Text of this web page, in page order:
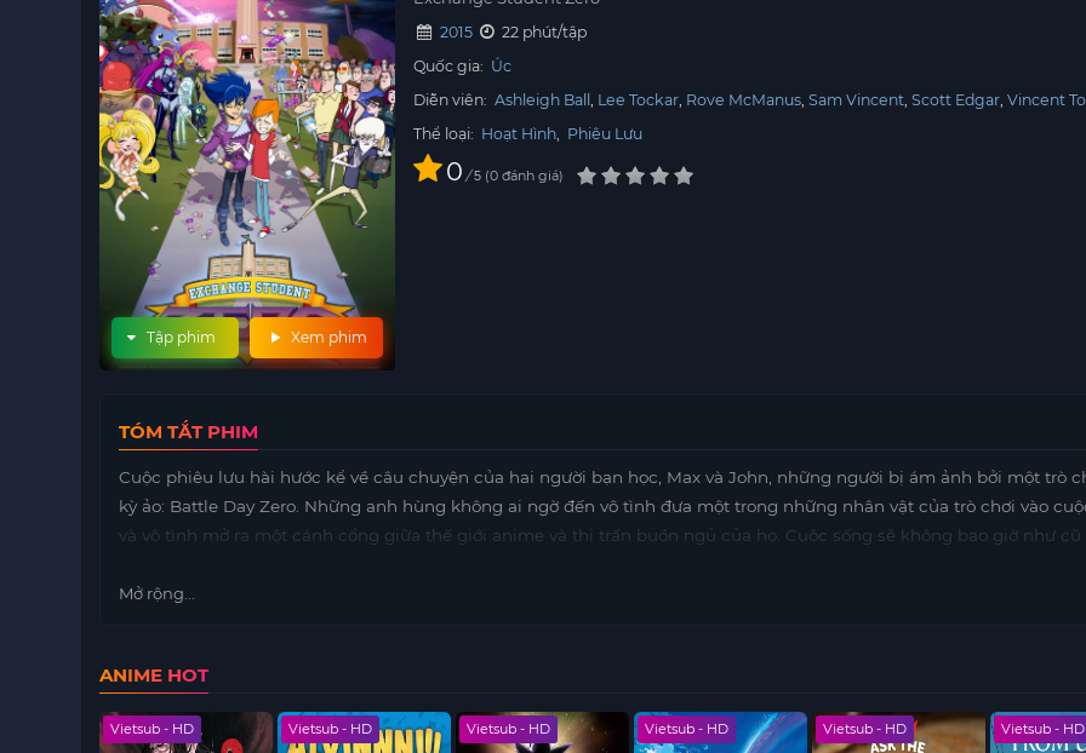
Xem phim
Tập phim
2015
22 phút/tập
Quốc gia: Úc
Diễn viên: Ashleigh Ball Lee Tockar Rove McManus Sam Vincent Scott Edgar Vincent
Thể loại: Hoạt Hình, Phiêu Lưu
0 / 5 0 đánh giá
TÓM TẮT PHIM
Cuộc phiêu lưu hài hước kể về câu chuyện của hai người bạn học, Max và John, những người bị ám ảnh bởi một trò
kỳ ảo: Battle Day Zero. Những anh hùng không ai ngờ đến vô tình đưa một trong những nhân vật của trò chơi vào
và vô tình mở ra một cánh cổng giữa thế giới anime và thị trấn buồn ngủ của họ. Cuộc sống sẽ không bao giờ như cũ
Mở rộng...
ANIME HOT
Vietsub - HD Vietsub - HD Vietsub - HD Vietsub - HD Vietsub - HD Vietsub - HD